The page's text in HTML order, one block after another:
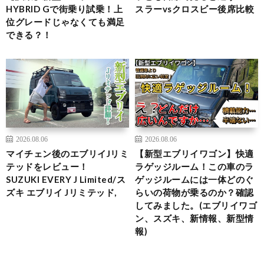
HYBRID Gで街乗り試乗！上
位グレードじゃなくても満足
できる？！
スラーvsクロスビー後席比較
2026.08.06
マイチェン後のエブリイJリミ
テッドをレビュー！
SUZUKI EVERY J Limited/ス
ズキ エブリイ Jリミテッド,
2026.08.06
【新型エブリイワゴン】快適
ラゲッジルーム！この車のラ
ゲッジルームには一体どのぐ
らいの荷物が乗るのか？確認
してみました。(エブリイワゴ
ン、スズキ、新情報、新型情
報)